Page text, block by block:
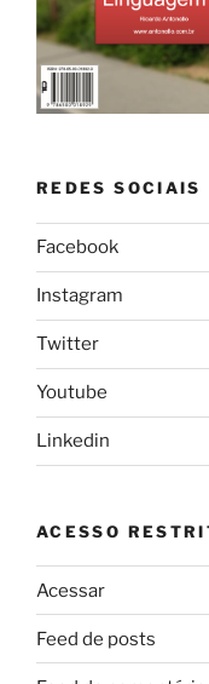
REDES SOCIAIS
Facebook
Instagram
Twitter
Youtube
Linkedin
ACESSO
Acessar
Feed de posts